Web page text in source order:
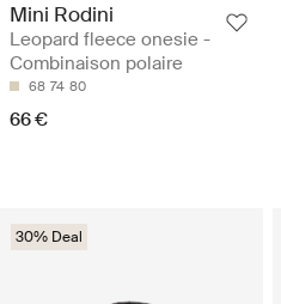
Mini Rodini
Leopard fleece onesie -
Combinaison polaire
68 74 80
66 €
30% Deal